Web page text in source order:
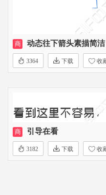
商 动态往下箭头素描简洁
3364 下载 收
商 引导在看
3182 下载 收